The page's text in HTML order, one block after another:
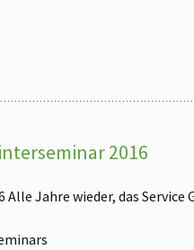
2016
Alle Jahre wieder, das